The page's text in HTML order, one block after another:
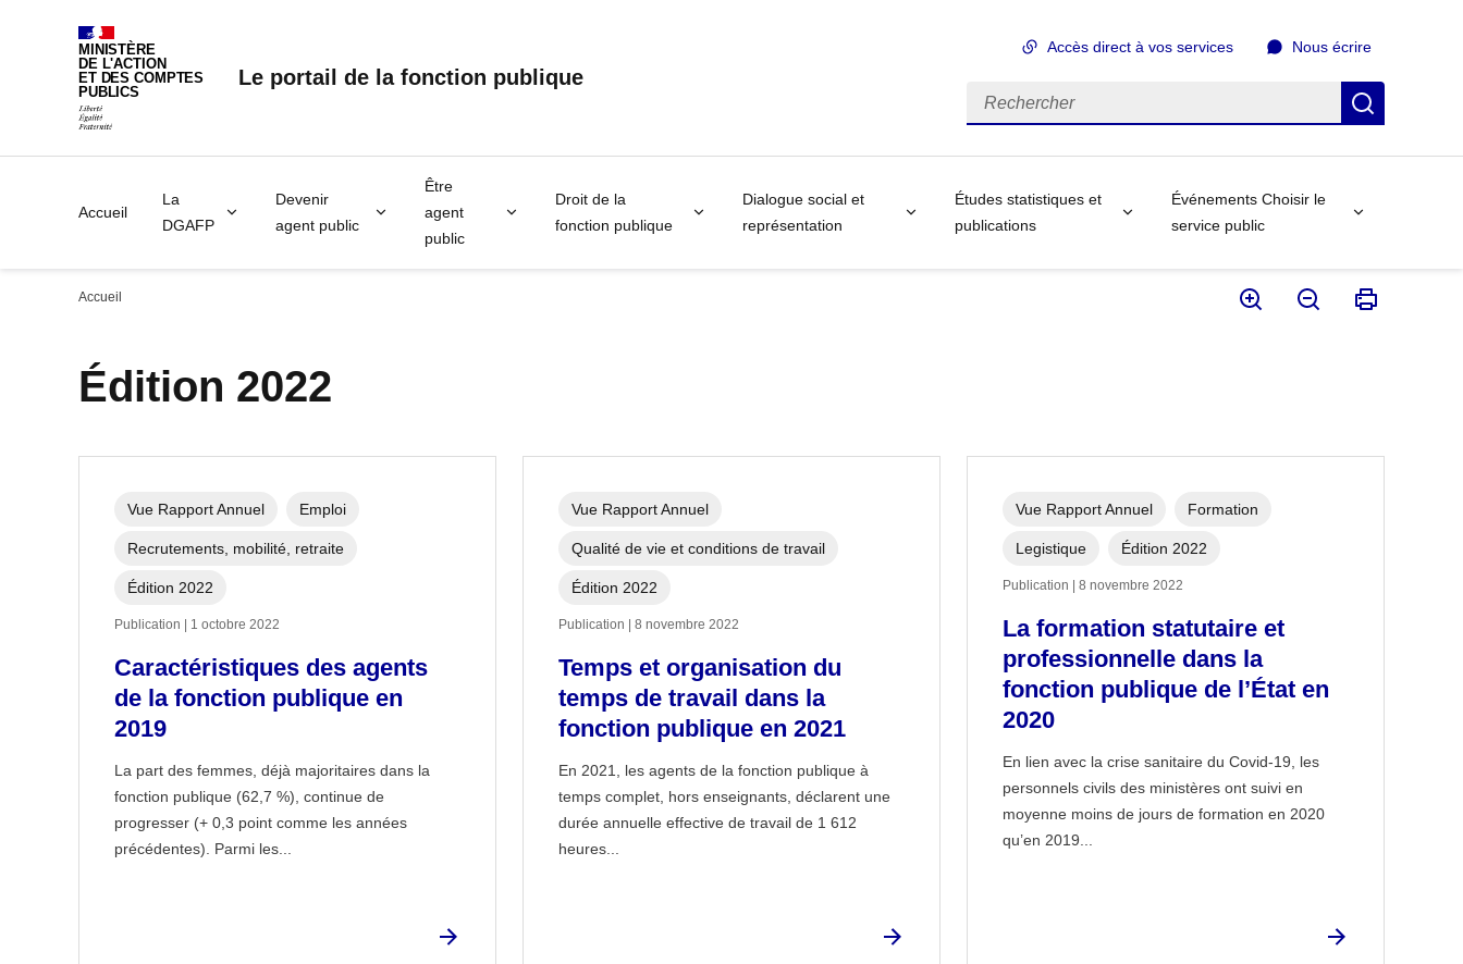
MINISTÈRE
DE L'ACTION
ET DES COMPTES
PUBLICS
Le portail de la fonction publique
Accès direct à vos services Nous écrire
Rechercher
Accueil
La
DGAFP
Devenir
agent public
Être
agent
public
Droit de la
fonction publique
Dialogue social et
représentation
Études statistiques et
publications
Événements Choisir le
service public
Accueil
Édition 2022
Caractéristiques des agents
de la fonction publique en
2019
La part des femmes, déjà majoritaires dans la
fonction publique (62,7 %), continue de
progresser (+ 0,3 point comme les années
précédentes). Parmi les...
Vue Rapport Annuel Emploi
Recrutements, mobilité, retraite
Édition 2022
Publication | 1 octobre 2022
Temps et organisation du
temps de travail dans la
fonction publique en 2021
En 2021, les agents de la fonction publique à
temps complet, hors enseignants, déclarent une
durée annuelle effective de travail de 1 612
heures...
Vue Rapport Annuel
Qualité de vie et conditions de travail
Édition 2022
Publication | 8 novembre 2022
La formation statutaire et
professionnelle dans la
fonction publique de l’État en
2020
En lien avec la crise sanitaire du Covid-19, les
personnels civils des ministères ont suivi en
moyenne moins de jours de formation en 2020
qu’en 2019...
Vue Rapport Annuel Formation
Legistique Édition 2022
Publication | 8 novembre 2022